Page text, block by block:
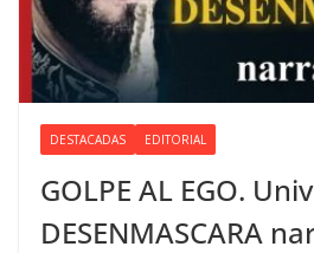
DESTACADAS EDITORIAL
GOLPE AL EGO.
DESENMASCARA